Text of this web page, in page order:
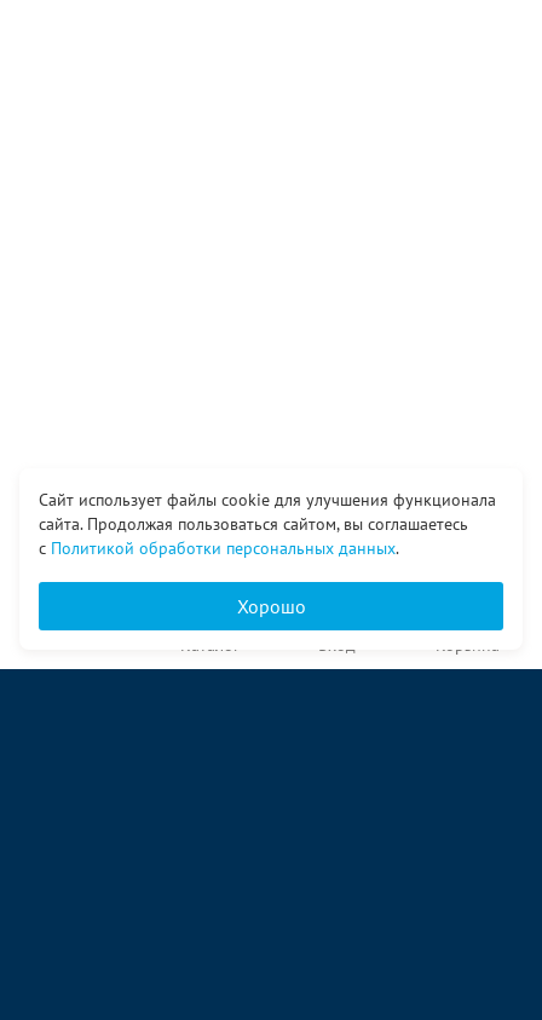
Сайт использует файлы cookie для улучшения функционала
сайта. Продолжая пользоваться сайтом, вы соглашаетесь
с Политикой обработки персональных данных.
Хорошо